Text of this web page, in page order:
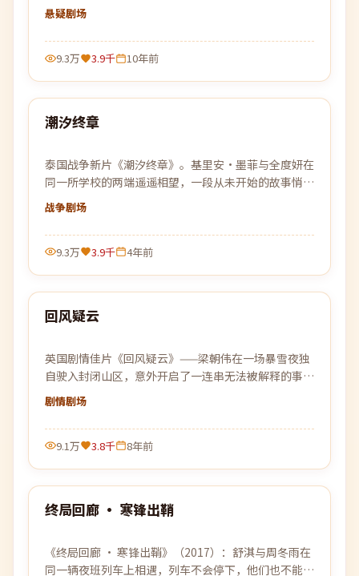
缠在一起，真相比想象中更加危险。
悬疑剧场
9.3万 3.9千 10年前
热门
99:23
潮汐终章
泰国战争新片《潮汐终章》。基里安·墨菲与全度妍在
同一所学校的两端遥遥相望，一段从未开始的故事悄悄
改变了彼此的人生。
战争剧场
9.3万 3.9千 4年前
热门
99:46
回风疑云
英国剧情佳片《回风疑云》——梁朝伟在一场暴雪夜独
自驶入封闭山区，意外开启了一连串无法被解释的事
件。
剧情剧场
9.1万 3.8千 8年前
热门
99:45
终局回廊 · 寒锋出鞘
《终局回廊 · 寒锋出鞘》（2017）：舒淇与周冬雨在
同一辆夜班列车上相遇，列车不会停下，他们也不能停